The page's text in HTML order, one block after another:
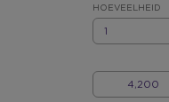
*HOEVEELHEID
MIJN